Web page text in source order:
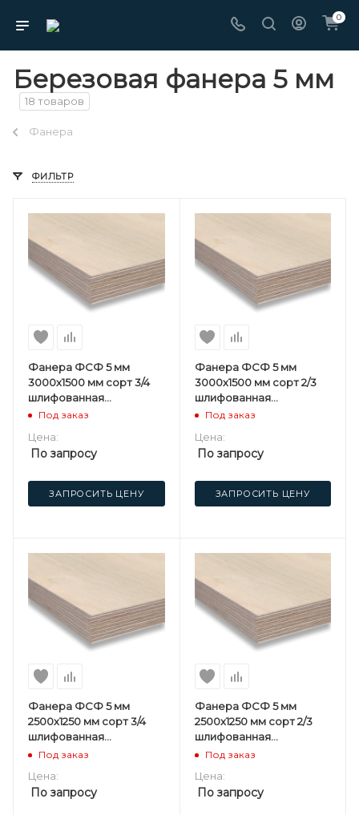
0
Березовая фанера 5 мм
18 товаров
Фанера
ФИЛЬТР
Фанера ФСФ 5 мм
3000х1500 мм сорт 3/4
шлифованная
березовая
Под заказ
Цена:
По запросу
ЗАПРОСИТЬ ЦЕНУ
Фанера ФСФ 5 мм
3000х1500 мм сорт 2/3
шлифованная
березовая
Под заказ
Цена:
По запросу
ЗАПРОСИТЬ ЦЕНУ
Фанера ФСФ 5 мм
2500х1250 мм сорт 3/4
шлифованная
березовая
Под заказ
Цена:
По запросу
Фанера ФСФ 5 мм
2500х1250 мм сорт 2/3
шлифованная
березовая
Под заказ
Цена:
По запросу